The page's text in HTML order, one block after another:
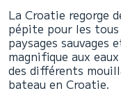
La Croatie regorge
pépite pour les
paysages sauvages
magnifique aux
des différents
bateau en Croatie.